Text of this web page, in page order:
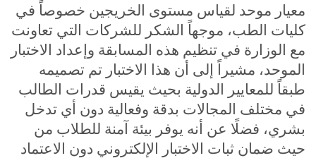
معيار موحد لقياس مستوى الخريجين خصوصاً في
كليات الطب، موجهاً الشكر للشركات التي تعاونت
مع الوزارة في تنظيم هذه المسابقة وإعداد الاختبار
الموحد، مشيراً إلى أن هذا الاختبار تم تصميمه
طبقاً للمعايير الدولية بحيث يقيس قدرات الطالب
في مختلف المجالات بدقة وفعالية دون أي تدخل
بشري، فضلًا عن أنه يوفر بيئة آمنة للطلاب من
حيث ضمان ثبات الاختبار الإلكتروني دون الاعتماد